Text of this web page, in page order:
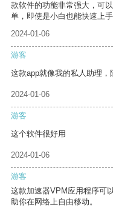
款软件的功能非常强大，可
单，即使是小白也能快速上手
2024-01-06
游客
这款app就像我的私人助理，
2024-01-06
游客
这个软件很好用
2024-01-06
游客
这款加速器VPM应用程序可
助你在网络上自由移动。